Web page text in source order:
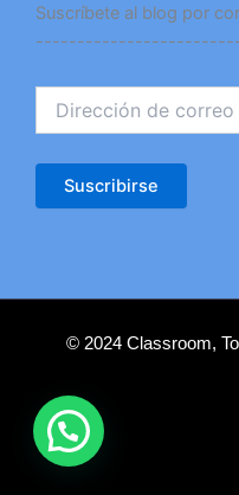
Suscríbete al blog por
Dirección
Suscribirse
© 2024 Classroom,